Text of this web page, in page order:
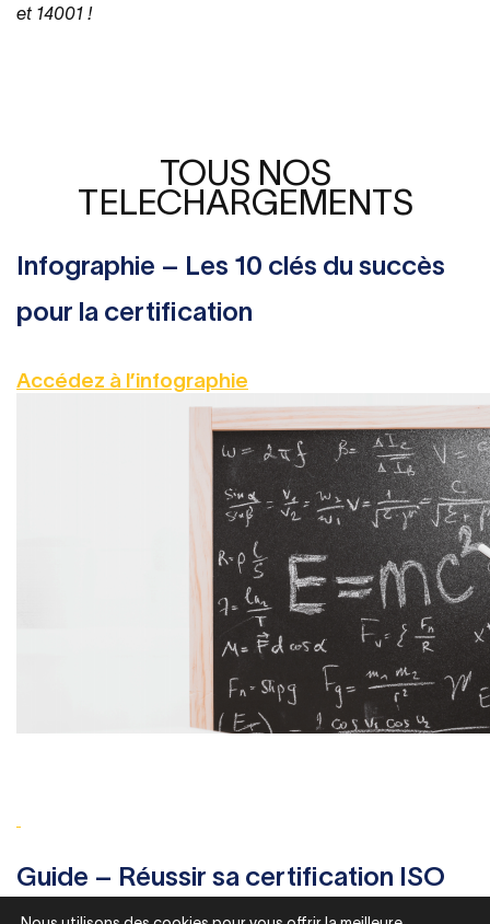
et 14001 !
TOUS NOS
TELECHARGEMENTS
Infographie – Les 10 clés du succès
pour la certification
Accédez à l’infographie
Guide – Réussir sa certification ISO